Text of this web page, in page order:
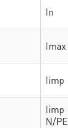
In
Imax
Iimp
Iimp
N/PE